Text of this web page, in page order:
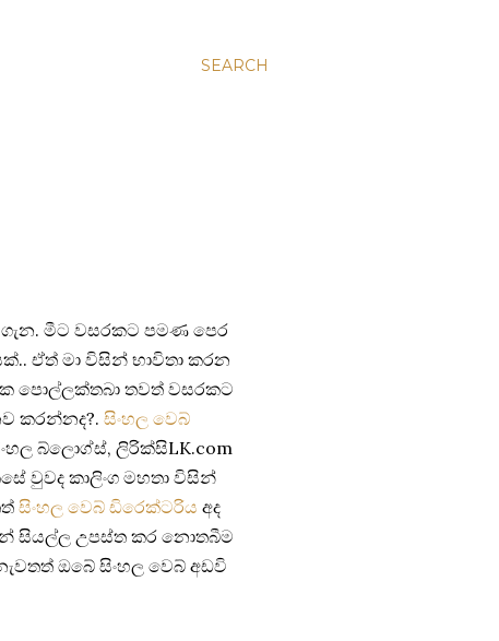
SEARCH
ගැන. මීට වසරකට පමණ පෙර
ඒත් මා විසින් භාවිතා කරන
පොල්ලක්තබා තවත් වසරකට
කරන්නද?. සිංහල වෙබ්
බ්ලොග්ස්, ලිරික්සිLK.com
වුවද කාලිංග මහතා විසින්
සිංහල වෙබ් ඩිරෙක්ටරිය අද
සියල්ල උපස්ත කර නොතබීම
ඔබේ සිංහල වෙබ් අඩවි